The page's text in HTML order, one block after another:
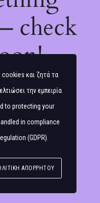
check
cookies και ζητά τα
την εμπειρία
to protecting your
in compliance
(GDPR)
ΑΠΟΡΡΉΤΟΥ